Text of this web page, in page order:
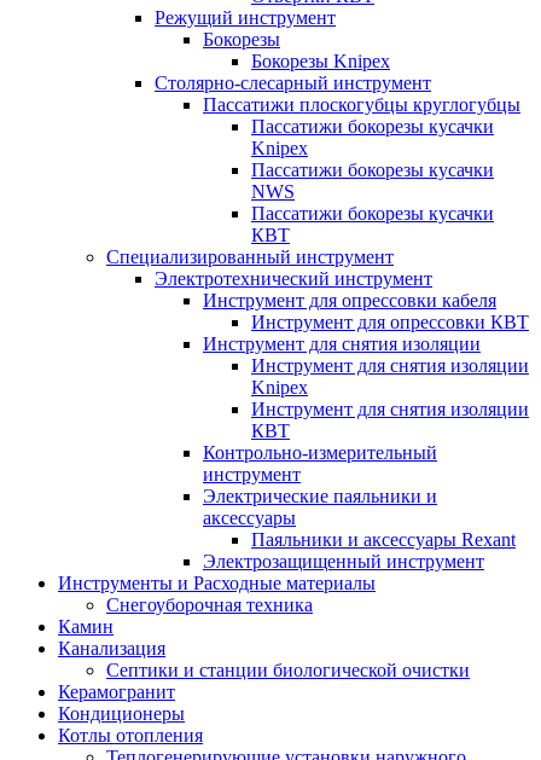
Режущий инструмент
Бокорезы
Бокорезы Knipex
Столярно-слесарный инструмент
Пассатижи плоскогубцы круглогубцы
Пассатижи бокорезы кусачки
Knipex
Пассатижи бокорезы кусачки
NWS
Пассатижи бокорезы кусачки
КВТ
Специализированный инструмент
Электротехнический инструмент
Инструмент для опрессовки кабеля
Инструмент для опрессовки КВТ
Инструмент для снятия изоляции
Инструмент для снятия изоляции
Knipex
Инструмент для снятия изоляции
КВТ
Контрольно-измерительный
инструмент
Электрические паяльники и
аксессуары
Паяльники и аксессуары Rexant
Электрозащищенный инструмент
Инструменты и Расходные материалы
Снегоуборочная техника
Камин
Канализация
Септики и станции биологической очистки
Керамогранит
Кондиционеры
Котлы отопления